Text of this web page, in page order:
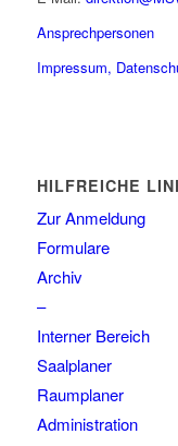
Ansprechpersonen
Impressum,
HILFREICHE
Zur Anmeldung
Formulare
Archiv
–
Interner Bereich
Saalplaner
Raumplaner
Administration